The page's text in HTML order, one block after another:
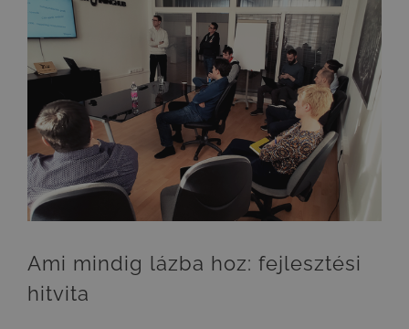
Ami mindig lázba hoz: fejlesztési
hitvita